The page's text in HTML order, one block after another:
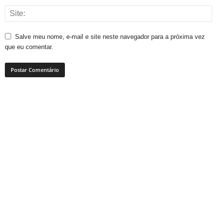
Salve meu nome, e-mail e site neste navegador para a próxima vez
que eu comentar.